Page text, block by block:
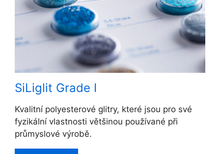
SiLiglit Grade I
Kvalitní polyesterové glitry, které jsou pro své
fyzikální vlastnosti většinou používané při
průmyslové výrobě.